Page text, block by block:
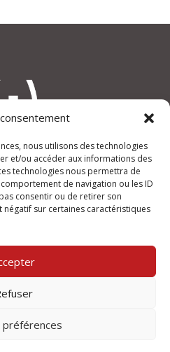
nous utilisons des technologies
et/ou accéder aux informations des
technologies nous permettra de
de navigation ou les ID
consentir ou de retirer son
sur certaines caractéristiques
préférences